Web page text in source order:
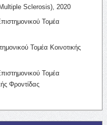
Sclerosis), 2020
Τομέα
Τομέα Κοινοτικής
Τομέα
Φροντίδας